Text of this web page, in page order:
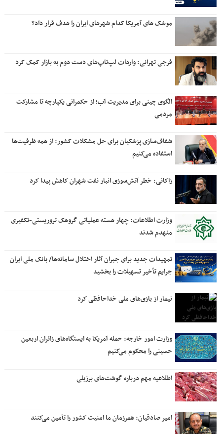
موشک های آمریکا کدام شهرهای ایران را هدف قرار داد؟
فرجی تهرانی: واردات لپ‌تاپ‌های دست دوم به بازار کمک کرد
الگوی چینی برای مدیریت آب؛ از حکمرانی یکپارچه تا مشارکت
مردمی
شفاف‌سازی پزشکیان برای حل مشکلات کشور: از همه ظرفیت‌ها
استفاده می‌کنیم
زاکانی: خطر آتش‌سوزی انبار نفت شهران کاهش پیدا کرد
وزارت اطلاعات: چهار هسته‌ عملیاتی گروهک‌ تروریستی-تکفیری
منهدم شدند
تمهیدات جدید برای جبران آثار اختلال سامانه‌ها/ بانک ملی ایران
جرایم تأخیر تسهیلات را بخشید
نیمار از بازی‌های ملی خداحافظی کرد
وزارت امور خارجه: حمله آمریکا به ایستگاه‌های زائران اربعین
حسینی را محکوم می‌کنیم
اطلاعیه مهم درباره گوشت‌های برزیلی
امیر صادقیان: همرزمان ما امنیت کشور را تأمین می‌کنند